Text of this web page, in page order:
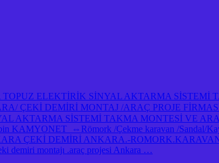
ELEKTİRİK SİNYAL AKTARMA SİSTEMİ
ÇEKİ DEMİRİ MONTAJ /ARAÇ PROJE
AKTARMA SİSTEMİ TAKMA MONTESİ VE
KAMYONET ⇔Römork /Çekme karavan /Sandal/
ÇEKİ DEMİRİ ANKARA.-
montajı .araç projesi Ankara …